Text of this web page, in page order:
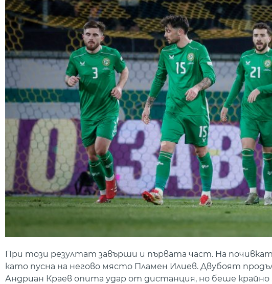
При този резултат завърши и първата част. На
като пусна на негово място Пламен Илиев. Двубоят
Андриан Краев опита удар от дистанция, но беше